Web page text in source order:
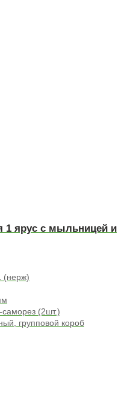
1 ярус с мыльницей и
(нерж)
(2шт.)
групповой короб